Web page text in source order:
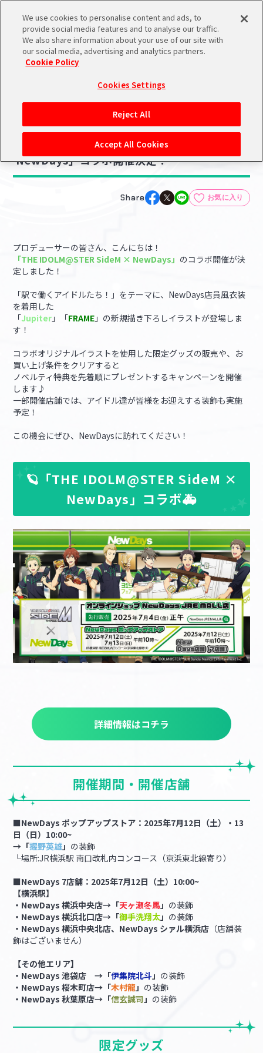
スケジュール 検索
バンダイナムコIDで
アイドルマスター ポータルへの登録について
シリアルコード・
あいことば
活動履歴
Pレポ
マイスケジュール
マイデスク設定変更 バンダイナムコID Link設定
ニュース
グッズ コラボ・キャンペーン
2025.06.26
【SideM】「THE IDOLM@STER SideM ×
NewDays」コラボ開催決定！
Share お気に入り
プロデューサーの皆さん、こんにちは！
「THE IDOLM@STER SideM × NewDays」 のコラボ開催が決
定しました！
「駅で働くアイドルたち！」をテーマに、NewDays店員風衣装
を着用した
「Jupiter 」「FRAME 」の新規描き下ろしイラストが登場しま
す！
コラボオリジナルイラストを使用した限定グッズの販売や、お
買い上げ条件をクリアすると
ノベルティ特典を先着順にプレゼントするキャンペーンを開催
します♪
一部開催店舗では、アイドル達が皆様をお迎えする装飾も実施
予定！
この機会にぜひ、NewDaysに訪れてください！
🪐「THE IDOLM@STER SideM ×
NewDays」コラボ🚑
詳細情報はコチラ
開催期間・開催店舗
■NewDays ポップアップストア：2025年7月12日（土）・13
日（日）10:00~
→「握野英雄」 の装飾
└場所:JR横浜駅 南口改札内コンコース（京浜東北線寄り）
■NewDays 7店舗：2025年7月12日（土）10:00~
【横浜駅】
・NewDays 横浜中央店→「天ヶ瀬冬馬」 の装飾
・NewDays 横浜北口店→「御手洗翔太」 の装飾
・NewDays 横浜中央北店、NewDays シァル横浜店 （店舗装
飾はございません）
【その他エリア】
・NewDays 池袋店 →「伊集院北斗」 の装飾
・NewDays 桜木町店→「木村龍」 の装飾​​​​​​​
・NewDays 秋葉原店→「信玄誠司 」 の装飾
限定グッズ
We use cookies to personalise content and ads, to
provide social media features and to analyse our traffic.
We also share information about your use of our site with
our social media, advertising and analytics partners.
Cookie Policy
Cookies Settings
Reject All
Accept All Cookies